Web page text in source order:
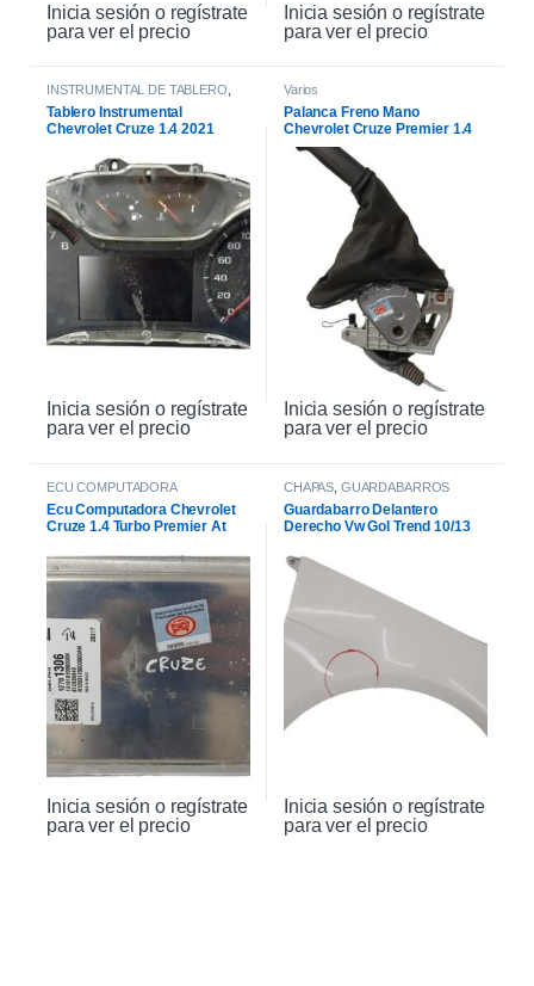
Inicia sesión o regístrate
para ver el precio
Inicia sesión o regístrate
para ver el precio
INSTRUMENTAL DE TABLERO
Tablero Instrumental
Chevrolet Cruze 1.4 2021
Inicia sesión o regístrate
para ver el precio
Varios
Palanca Freno Mano
Chevrolet Cruze Premier 1.4
2021
Inicia sesión o regístrate
para ver el precio
ECU COMPUTADORA
Ecu Computadora Chevrolet
Cruze 1.4 Turbo Premier At
Inicia sesión o regístrate
para ver el precio
CHAPAS GUARDABARROS
Guardabarro Delantero
Derecho Vw Gol Trend 10/13
Inicia sesión o regístrate
para ver el precio